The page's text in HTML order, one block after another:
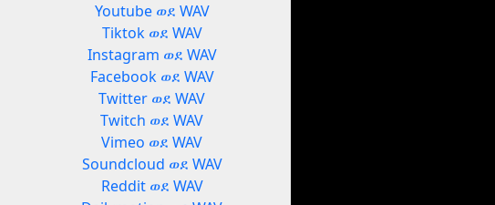
Youtube ወደ WAV
Tiktok ወደ WAV
Instagram ወደ WAV
Facebook ወደ WAV
Twitter ወደ WAV
Twitch ወደ WAV
Vimeo ወደ WAV
Soundcloud ወደ WAV
Reddit ወደ WAV